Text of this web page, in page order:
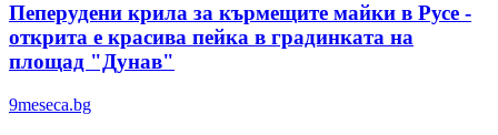
Пеперудени крила за кърмещите майки в Русе -
открита е красива пейка в градинката на
площад "Дунав"
9meseca.bg